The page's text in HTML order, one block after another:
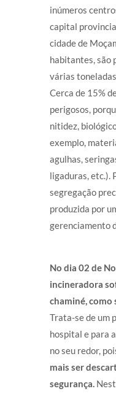
inúmeros
capital
cidade de
habitantes, são
várias
Cerca de 15%
perigosos,
nitidez,
exemplo,
agulhas,
ligaduras, etc.).
segregação
produzida por
gerenciamento
No dia 02 de
incineradora
chaminé, como
Trata-se de um
hospital e para
no seu redor,
mais ser
segurança.